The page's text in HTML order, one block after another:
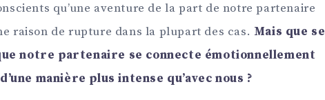
qu’une aventure de la part de notre partenaire
raison de rupture dans la plupart des cas. Mais que se
notre partenaire se connecte émotionnellement
manière plus intense qu’avec nous ?